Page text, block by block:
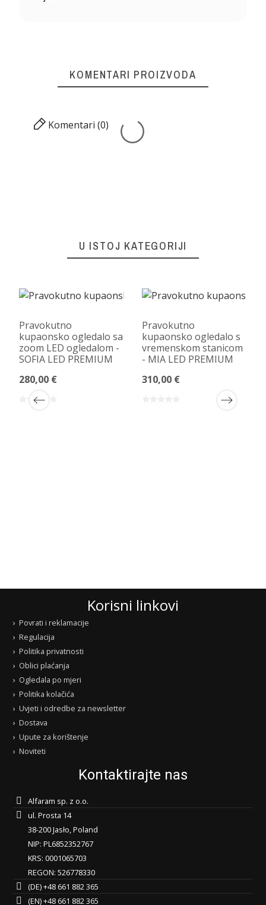
KOMENTARI PROIZVODA
Komentari (0)
U ISTOJ KATEGORIJI
Pravokutno
kupaonsko ogledalo sa
zoom LED ogledalom -
SOFIA LED PREMIUM
280,00 €
Pravokutno
kupaonsko ogledalo s
vremenskom stanicom
- MIA LED PREMIUM
310,00 €
Korisni linkovi
Povrati i reklamacije
Regulacija
Politika privatnosti
Oblici plaćanja
Ogledala po mjeri
Politika kolačića
Uvjeti i odredbe za newsletter
Dostava
Upute za korištenje
Noviteti
Kontaktirajte nas
Alfaram sp. z o.o.
ul. Prosta 14
38-200 Jasło, Poland
NIP: PL6852352767
KRS: 0001065703
REGON: 526778330
(DE) +48 661 882 365
(EN) +48 661 882 365